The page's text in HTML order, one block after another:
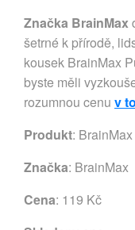
Značka BrainMax
šetrné k přírodě,
kousek BrainMax
byste měli
rozumnou cenu v
Produkt:
Značka: BrainMax
Cena: 119 Kč